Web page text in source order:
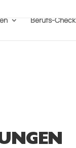
Berufs-Check